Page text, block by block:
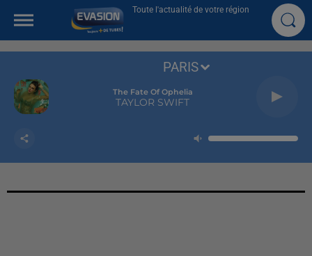
Toute l'actualité de votre région
The Fate Of Ophelia
TAYLOR SWIFT
PARIS